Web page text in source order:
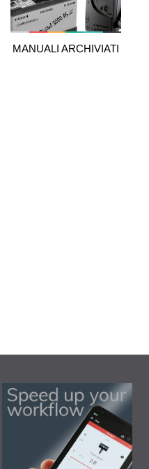
MANUALI ARCHIVIATI